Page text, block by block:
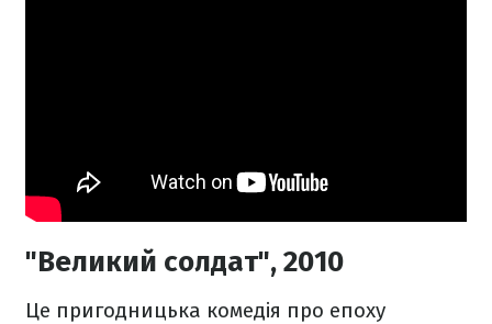
"Великий солдат", 2010
Це пригодницька комедія про епоху